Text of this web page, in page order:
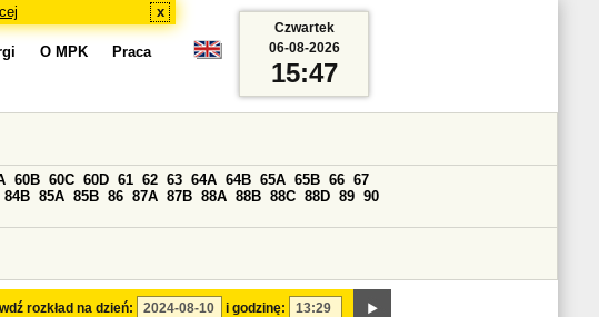
x
O MPK Praca
rozkład na dzień: i godzinę:
60B 60C 60D 61 62 63 64A 64B 65A 65B 66 67
84B 85A 85B 86 87A 87B 88A 88B 88C 88D 89 90
Czwartek
06-08-2026
15:47